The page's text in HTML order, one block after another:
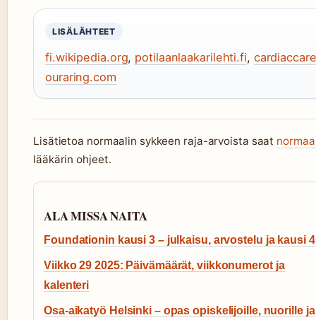
LISÄLÄHTEET
fi.wikipedia.org, potilaanlaakarilehti.fi,
ouraring.com
Lisätietoa normaalin sykkeen raja-arvoista saat
lääkärin ohjeet.
ALA MISSA NAITA
Foundationin kausi 3 – julkaisu, arvostelu ja kausi 4
Viikko 29 2025: Päivämäärät, viikkonumerot ja
kalenteri
Osa-aikatyö Helsinki – opas opiskelijoille, nuorille ja